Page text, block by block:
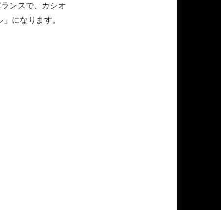
ンスで、カシオ
になります。